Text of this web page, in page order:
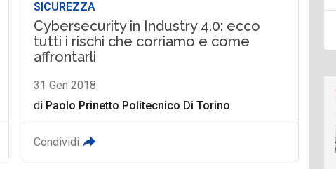
SICUREZZA
Cybersecurity in Industry 4.0: ecco
tutti i rischi che corriamo e come
affrontarli
31 Gen 2018
di Paolo Prinetto Politecnico Di Torino
Condividi